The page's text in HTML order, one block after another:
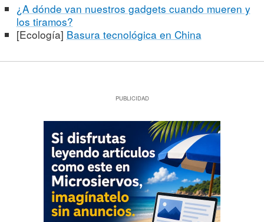
¿A dónde van nuestros gadgets cuando mueren y
los tiramos?
[Ecología] Basura tecnológica en China
PUBLICIDAD